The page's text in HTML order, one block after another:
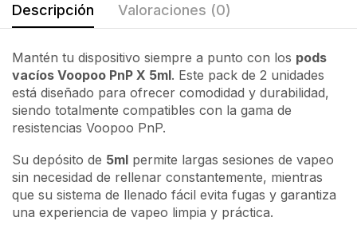
Descripción Valoraciones (0)
Mantén tu dispositivo siempre a punto con los pods
vacíos Voopoo PnP X 5ml. Este pack de 2 unidades
está diseñado para ofrecer comodidad y durabilidad,
siendo totalmente compatibles con la gama de
resistencias Voopoo PnP.
Su depósito de 5ml permite largas sesiones de vapeo
sin necesidad de rellenar constantemente, mientras
que su sistema de llenado fácil evita fugas y garantiza
una experiencia de vapeo limpia y práctica.